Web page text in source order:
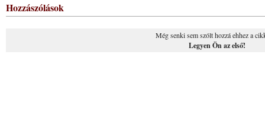
Hozzászólások
Még senki sem szólt hozzá ehhez a
Legyen Ön az első!